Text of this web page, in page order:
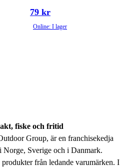
79 kr
Online: I lager
fiske och fritid
Group, är en franchisekedja
Norge, Sverige och i Danmark.
från ledande varumärken. I